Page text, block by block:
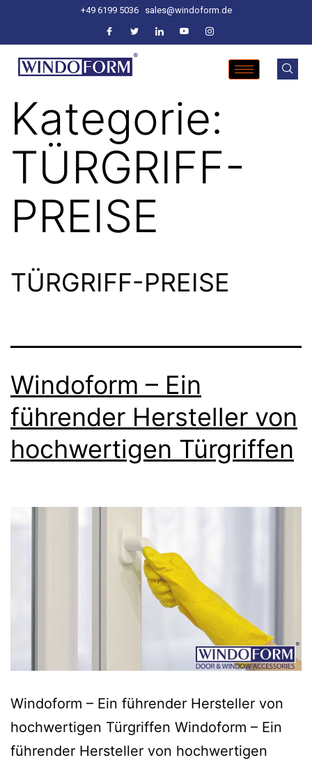
+49 6199 5036 sales@windoform.de
Kategorie:
TÜRGRIFF-
PREISE
TÜRGRIFF-PREISE
Windoform – Ein
führender Hersteller von
hochwertigen Türgriffen
Windoform – Ein führender Hersteller von
hochwertigen Türgriffen Windoform – Ein
führender Hersteller von hochwertigen